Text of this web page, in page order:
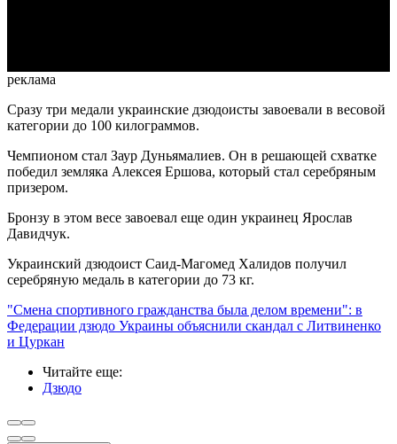
реклама
Сразу три медали украинские дзюдоисты завоевали в весовой
категории до 100 килограммов.
Чемпионом стал Заур Дуньямалиев. Он в решающей схватке
победил земляка Алексея Ершова, который стал серебряным
призером.
Бронзу в этом весе завоевал еще один украинец Ярослав
Давидчук.
Украинский дзюдоист Саид-Магомед Халидов получил
серебряную медаль в категории до 73 кг.
"Смена спортивного гражданства была делом времени": в
Федерации дзюдо Украины объяснили скандал с Литвиненко
и Цуркан
Читайте еще:
Дзюдо